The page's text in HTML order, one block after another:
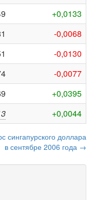
+0,0133
-0,0068
-0,0130
-0,0077
+0,0395
+0,0044
сингапурского доллара
в сентябре 2006 года →